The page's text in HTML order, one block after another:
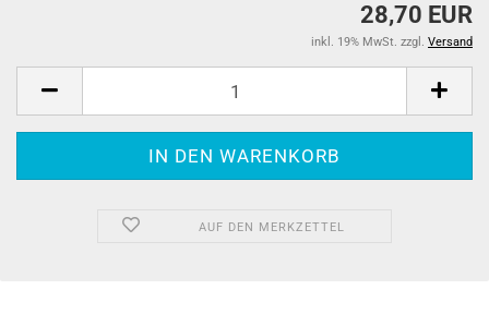
28,70 EUR
inkl. 19% MwSt. zzgl. Versand
AUF DEN MERKZETTEL